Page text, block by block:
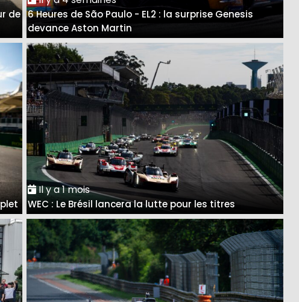
de 6 Heures de São Paulo - EL2 : la surprise Genesis
devance Aston Martin
Il y a 1 mois
WEC : Le Brésil lancera la lutte pour les titres